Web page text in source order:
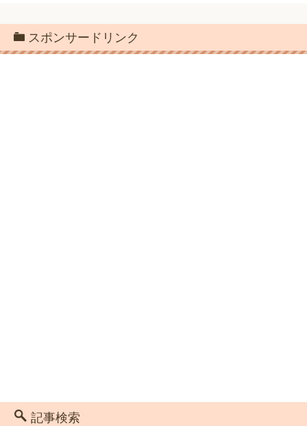
スポンサードリンク
記事検索